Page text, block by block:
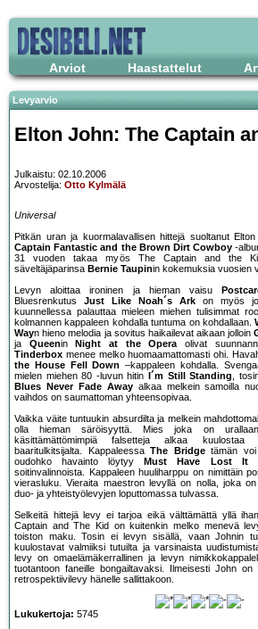
Arviot Haastattelut
Levyarvio
Elton John: The Captain
Julkaistu: 02.10.2006
Arvostelija: Otto Kylmälä
Universal
Pitkän uran ja kuormalavallisen hittejä suoltanut
Captain Fantastic and the Brown Dirt Cowboy -
31 vuoden takaa myös The Captain and the
säveltäjäparinsa Bernie Taupinin kokemuksia vuosien
Levyn aloittaa ironinen ja hieman vaisu
Bluesrenkutus Just Like Noah´s Ark on myös
kuunnellessa palauttaa mieleen miehen tulisimmat
kolmannen kappaleen kohdalla tuntuma on kohdallaan.
Wayn hieno melodia ja sovitus haikailevat aikaan jolloin
ja Queenin Night at the Operaolivat
Tinderbox menee melko huomaamattomasti ohi.
the House Fell Down –kappaleen kohdalla.
mielen miehen 80 -luvun hitin
I´m Still Standing,
Blues Never Fade Awayalkaa melkein samoilla
vaihdos on saumattoman yhteensopivaa.
Vaikka väite tuntuukin absurdilta ja melkein
olla hieman säröisyyttä. Mies joka on
käsittämättömimpiä falsetteja alkaa kuulostaa
baaritulkitsijalta. Kappaleessa The Bridgetämän voi
oudohko havainto löytyy
Must Have Lost It
soitinvalinnoista. Kappaleen huuliharppu on nimittäin
vierasluku. Vieraita maestron levyllä on nolla, joka
duo- ja yhteistyölevyjen loputtomassa tulvassa.
Selkeitä hittejä levy ei tarjoa eikä välttämättä yllä
Captain and The Kid on kuitenkin melko menevä
toiston maku. Tosin ei levyn sisällä, vaan Johnin
kuulostavat valmiiksi tutuilta ja varsinaista
levy on omaelämäkerrallinen ja levyn
tuotantoon faneille bongailtavaksi. Ilmeisesti John
retrospektiivilevy hänelle sallittakoon.
Lukukertoja: 5745